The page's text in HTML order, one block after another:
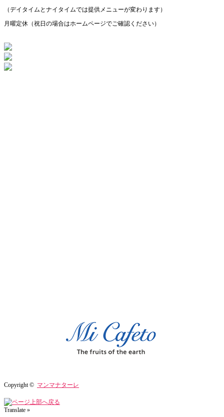
（デイタイムとナイタイムでは提供メニューが変わります）
月曜定休（祝日の場合はホームページでご確認ください）
Copyright © マンマナターレ
Translate »